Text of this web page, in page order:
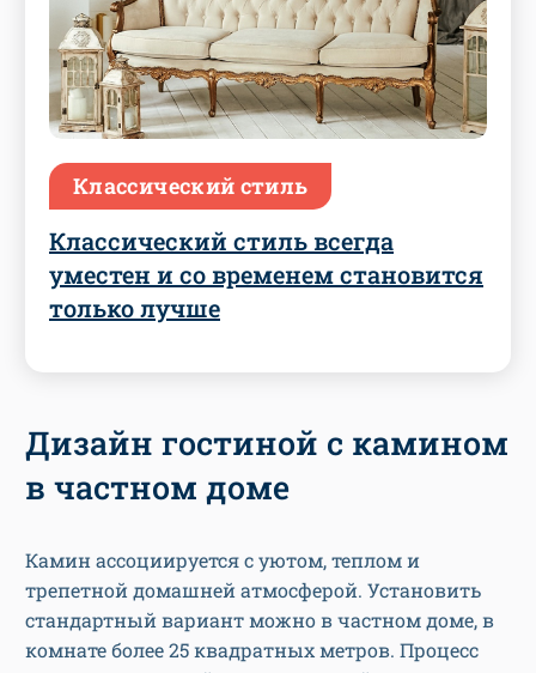
Классический стиль
Классический стиль всегда
уместен и со временем становится
только лучше
Дизайн гостиной с камином
в частном доме
Камин ассоциируется с уютом, теплом и
трепетной домашней атмосферой. Установить
стандартный вариант можно в частном доме, в
комнате более 25 квадратных метров. Процесс